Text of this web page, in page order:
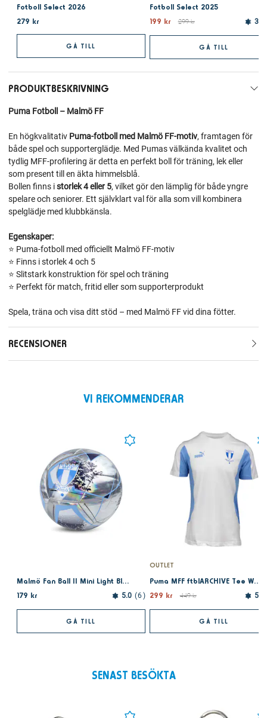
Fotboll Select 2026
279 kr
GÅ TILL
Fotboll Select 2025
199 kr
299 kr 3.5
GÅ TILL
PRODUKTBESKRIVNING
Puma Fotboll – Malmö FF
En högkvalitativ Puma‑fotboll med Malmö FF‑motiv, framtagen för
både spel och supporterglädje. Med Pumas välkända kvalitet och
tydlig MFF‑profilering är detta en perfekt boll för träning, lek eller
som present till en äkta himmelsblå.
Bollen finns istorlek 4 eller 5, vilket gör den lämplig för både yngre
spelare och seniorer. Ett självklart val för alla som vill kombinera
spelglädje med klubbkänsla.
Egenskaper:
⭐ Puma‑fotboll med officiellt Malmö FF‑motiv
⭐ Finns i storlek 4 och 5
⭐ Slitstark konstruktion för spel och träning
⭐ Perfekt för match, fritid eller som supporterprodukt
Spela, träna och visa ditt stöd – med Malmö FF vid dina fötter.
RECENSIONER
VI REKOMMENDERAR
Malmö Fan Ball II Mini Light Blue
179 kr
5.0 6
GÅ TILL
OUTLET
Puma MFF ftblARCHIVE Tee White
299 kr
449 kr 5.0
GÅ TILL
SENAST BESÖKTA